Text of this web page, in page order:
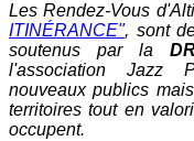
Les Rendez-Vous
ITINÉRANCE", sont
soutenus par la
l'association
nouveaux publics
territoires tout en
occupent.